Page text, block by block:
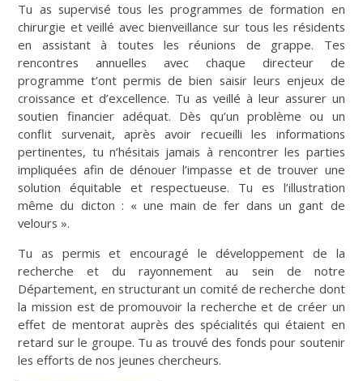
Tu as supervisé tous les programmes de formation en
chirurgie et veillé avec bienveillance sur tous les résidents
en assistant à toutes les réunions de grappe. Tes
rencontres annuelles avec chaque directeur de
programme t’ont permis de bien saisir leurs enjeux de
croissance et d’excellence. Tu as veillé à leur assurer un
soutien financier adéquat. Dès qu’un problème ou un
conflit survenait, après avoir recueilli les informations
pertinentes, tu n’hésitais jamais à rencontrer les parties
impliquées afin de dénouer l’impasse et de trouver une
solution équitable et respectueuse. Tu es l’illustration
même du dicton : « une main de fer dans un gant de
velours ».
Tu as permis et encouragé le développement de la
recherche et du rayonnement au sein de notre
Département, en structurant un comité de recherche dont
la mission est de promouvoir la recherche et de créer un
effet de mentorat auprès des spécialités qui étaient en
retard sur le groupe. Tu as trouvé des fonds pour soutenir
les efforts de nos jeunes chercheurs.